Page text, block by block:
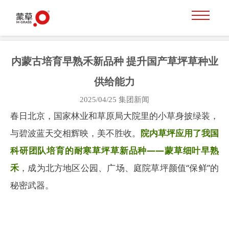
内蒙古培育早熟禾新品种 提升国产草坪草种业
供给能力
2025/04/25 集团新闻
春日北京，国家林业和草原局大院里的小草身披绿装，
与碧波蓝天交相辉映，美不胜收。 院内草坪应用了我国
科研团队培育的耐寒草坪草新品种——蒙草细叶早熟
禾，成为北方地区公园、广场、庭院草坪颜值“保鲜”的
秘密武器。